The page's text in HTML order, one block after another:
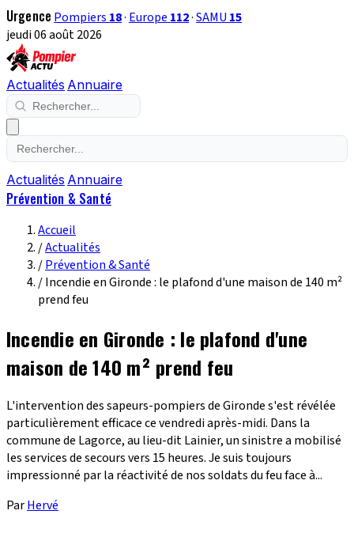
Urgence Pompiers 18· Europe 112·SAMU 15
jeudi 06 août 2026
Actualités Annuaire
Actualités Annuaire
Prévention & Santé
Accueil
/Actualités
/Prévention & Santé
/Incendie en Gironde : le plafond d'une maison de 140 m²
prend feu
Incendie en Gironde : le plafond d'une
maison de 140 m² prend feu
L'intervention des sapeurs-pompiers de Gironde s'est révélée
particulièrement efficace ce vendredi après-midi. Dans la
commune de Lagorce, au lieu-dit Lainier, un sinistre a mobilisé
les services de secours vers 15 heures. Je suis toujours
impressionné par la réactivité de nos soldats du feu face à...
ParHervé